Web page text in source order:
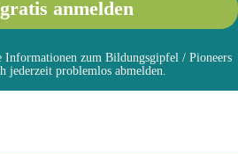
Informationen zum Bildungsgipfel / Pioneers
problemlos abmelden.